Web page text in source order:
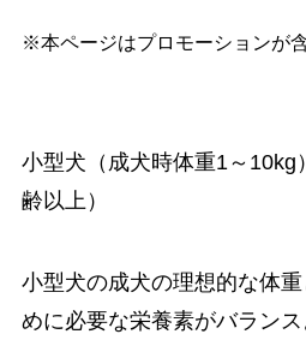
※本ページはプロモーションが
小型犬（成犬時体重1～10kg
齢以上）
小型犬の成犬の理想的な体
めに必要な栄養素がバラン